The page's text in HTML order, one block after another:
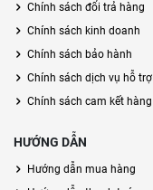
Chính sách đổi trả hàng
Chính sách kinh doanh
Chính sách bảo hành
Chính sách dịch vụ hỗ
Chính sách cam kết
HƯỚNG DẪN
Hướng dẫn mua hàng